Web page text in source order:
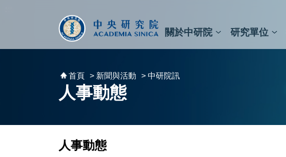
關於中研院 研究單位
首頁 > 新聞與活動 > 中研院訊
人事動態
人事動態